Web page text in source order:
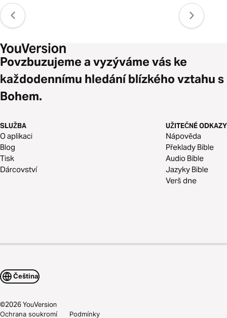
Povzbuzujeme a vyzýváme vás ke
každodennímu hledání blízkého vztahu s
Bohem.
SLUŽBA
O aplikaci
Blog
Tisk
Dárcovství
UŽITEČNÉ ODKAZY
Nápověda
Překlady Bible
Audio Bible
Jazyky Bible
Verš dne
Čeština
©2026YouVersion
Ochrana soukromí Podmínky